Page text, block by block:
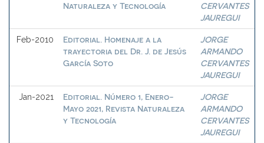
Naturaleza y Tecnología
CERVANTES
JAUREGUI
Feb-2010
Editorial. Homenaje a la
trayectoria del Dr. J. de Jesús
García Soto
JORGE
ARMANDO
CERVANTES
JAUREGUI
Jan-2021
Editorial. Número 1, Enero-
Mayo 2021, Revista Naturaleza
y Tecnología
JORGE
ARMANDO
CERVANTES
JAUREGUI